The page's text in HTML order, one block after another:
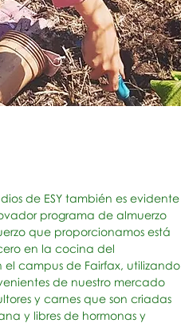
de ESY también es evidente
programa de almuerzo
que proporcionamos está
en la cocina del
campus de Fairfax, utilizando
de nuestro mercado
y carnes que son criadas
y libres de hormonas y